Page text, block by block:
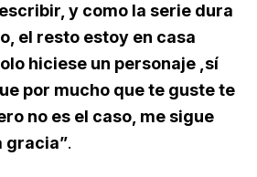
y como la serie dura
el resto estoy en casa
hiciese un personaje ,sí
por mucho que te guste te
no es el caso, me sigue
gracia”.